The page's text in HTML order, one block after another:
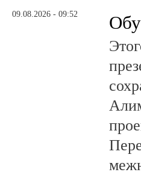
09.08.2026 - 09:52